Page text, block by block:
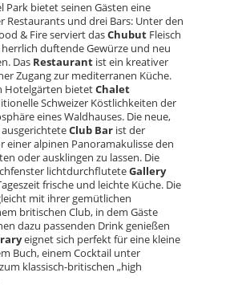
Park bietet seinen Gästen eine
Restaurants und drei Bars: Unter den
& Fire serviert dasChubut Fleisch
duftende Gewürze und neu
Das Restaurant ist ein kreativer
Zugang zur mediterranen Küche.
Hotelgärten bietetChalet
Schweizer Köstlichkeiten der
eines Waldhauses. Die neue,
Club Bar ist der
einer alpinen Panoramakulisse den
oder ausklingen zu lassen. Die
lichtdurchfluteteGallery
frische und leichte Küche. Die
mit ihrer gemütlichen
britischen Club, in dem Gäste
dazu passenden Drink genießen
eignet sich perfekt für eine kleine
Buch, einem Cocktail unter
klassisch-britischen „high